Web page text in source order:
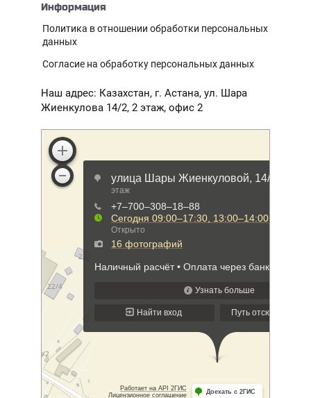
Информация
Политика в отношении обработки персональных
данных
Согласие на обработку персональных данных
Наш адрес: Казахстан, г. Астана, ул. Шара
Жиенкулова 14/2, 2 этаж, офис 2